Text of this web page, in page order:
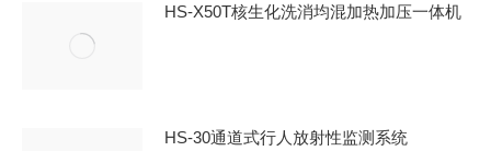
HS-X50T核生化洗消均混加热加压一体机
HS-30通道式行人放射性监测系统